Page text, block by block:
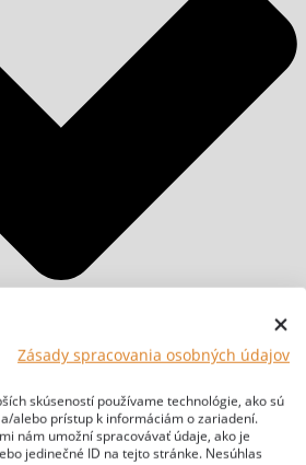
Zásady spracovania osobných údajov
skúseností používame technológie, ako sú
alebo prístup k informáciám o zariadení.
nám umožní spracovávať údaje, ako je
jedinečné ID na tejto stránke. Nesúhlas